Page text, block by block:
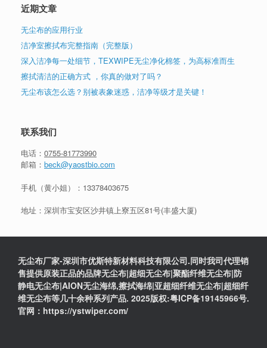
近期文章
无尘布的应用行业
洁净室擦拭布完整指南（完整版）
深入洁净每一处细节，TEXWIPE无尘净化棉签，为高标准而生
擦拭清洁的正确方式 ，你真的做对了吗？
无尘布该怎么选？别被表象迷惑，洁净等级才是关键！
联系我们
电话： 0755-81773990
邮箱： beck@yaostbio.com
手机（黄小姐）： 13378403675
地址：深圳市宝安区沙井镇上寮五区81号(丰盛大厦)
无尘布厂家-深圳市优斯特新材料科技有限公司.同时我司代理销
售提供原装正品的品牌无尘布|超细无尘布|聚酯纤维无尘布|防
静电无尘布|AION无尘海绵,擦拭海绵|亚超细纤维无尘布|超细纤
维无尘布等几十余种系列产品. 2025版权:粤ICP备19145966号.
官网：https://ystwiper.com/